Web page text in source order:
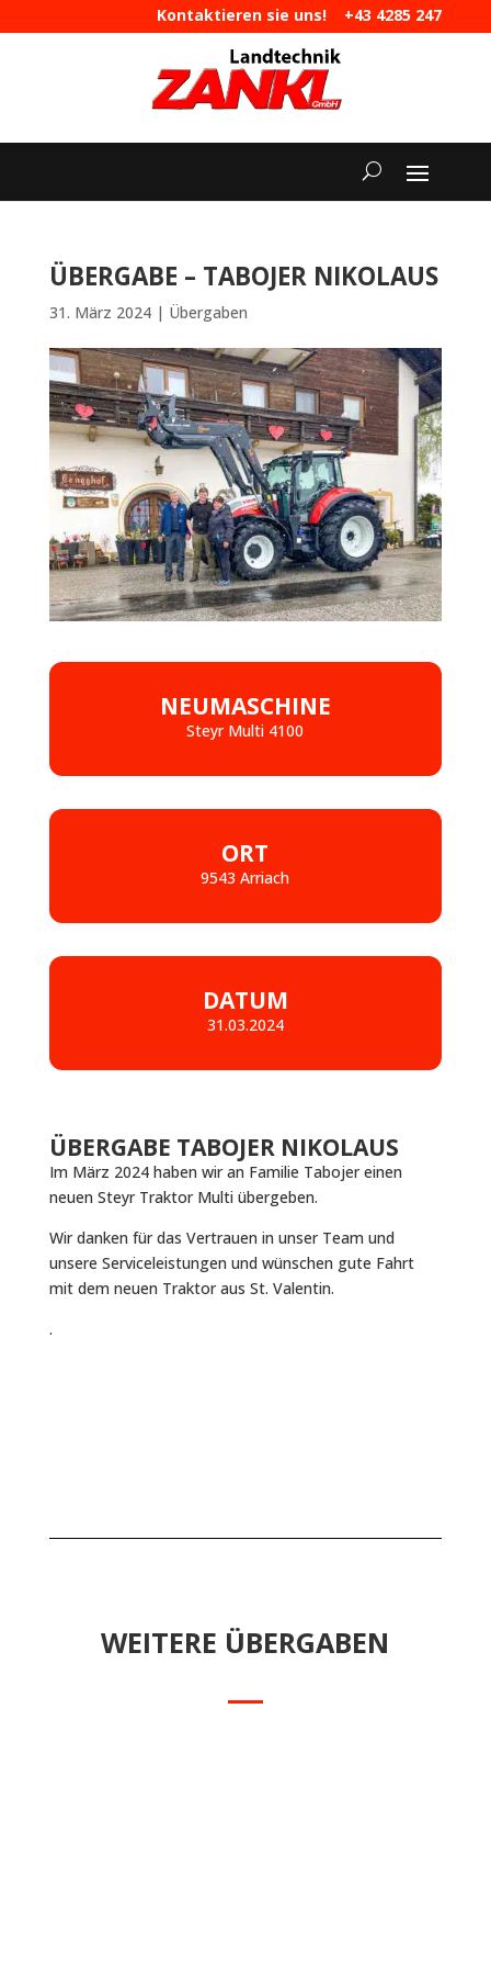
Kontaktieren sie uns! +43 4285 247
|maschinen@landtechnik-zankl.at
ÜBERGABE – TABOJER NIKOLAUS
31. März 2024| Übergaben
NEUMASCHINE
Steyr Multi 4100
ORT
9543 Arriach
DATUM
31.03.2024
ÜBERGABE TABOJER NIKOLAUS
Im März 2024 haben wir an Familie Tabojer einen
neuen Steyr Traktor Multi übergeben.
Wir danken für das Vertrauen in unser Team und
unsere Serviceleistungen und wünschen gute Fahrt
mit dem neuen Traktor aus St. Valentin.
.
WEITERE ÜBERGABEN